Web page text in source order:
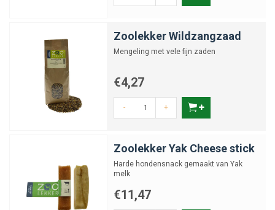
Zoolekker Wildzangzaad
Mengeling met vele fijn zaden
€4,27
- +
Zoolekker Yak Cheese stick
Harde hondensnack gemaakt van Yak
melk
€11,47